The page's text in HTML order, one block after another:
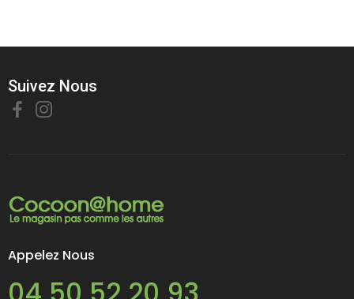
Suivez Nous
Appelez Nous